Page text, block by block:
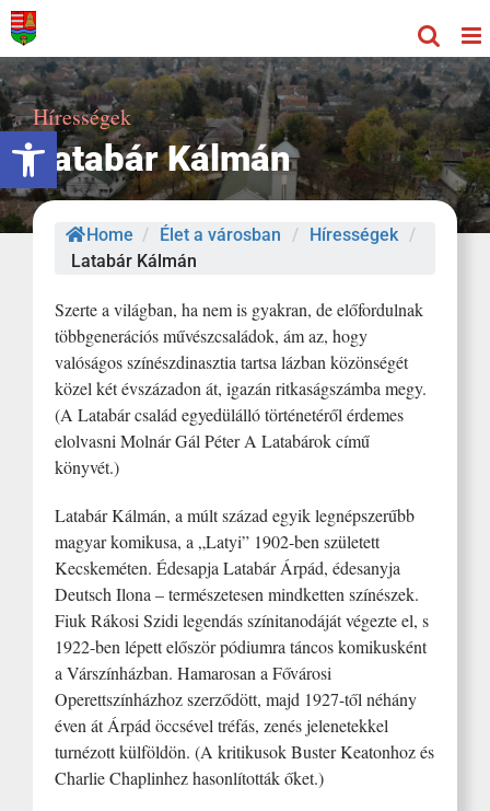
Eszköztár megnyitása
Kihagyás
Hírességek
Latabár Kálmán
Home / Élet a városban / Hírességek /
Latabár Kálmán
Szerte a világban, ha nem is gyakran, de előfordulnak
többgenerációs művészcsaládok, ám az, hogy
valóságos színészdinasztia tartsa lázban közönségét
közel két évszázadon át, igazán ritkaságszámba megy.
(A Latabár család egyedülálló történetéről érdemes
elolvasni Molnár Gál Péter A Latabárok című
könyvét.)
Latabár Kálmán, a múlt század egyik legnépszerűbb
magyar komikusa, a „Latyi” 1902-ben született
Kecskeméten. Édesapja Latabár Árpád, édesanyja
Deutsch Ilona – természetesen mindketten színészek.
Fiuk Rákosi Szidi legendás színitanodáját végezte el, s
1922-ben lépett először pódiumra táncos komikusként
a Várszínházban. Hamarosan a Fővárosi
Operettszínházhoz szerződött, majd 1927-től néhány
éven át Árpád öccsével tréfás, zenés jelenetekkel
turnézott külföldön. (A kritikusok Buster Keatonhoz és
Charlie Chaplinhez hasonlították őket.)